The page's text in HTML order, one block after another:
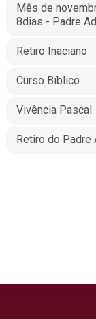
Mês de
8dias - Padre
Retiro Inaciano
Curso Bíblico
Vivência Pascal
Retiro do Padre